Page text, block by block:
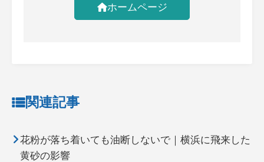
ホームページ
関連記事
花粉が落ち着いても油断しないで｜横浜に飛来した
黄砂の影響